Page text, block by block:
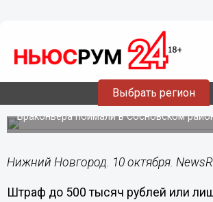
Выбрать регион
10.10.202215:47
Нижегородцу грозит до 2
за отстрел молодого лося
Браконьера поймали в Сосновском
Нижний Новгород. 10 октября.
Штраф до 500 тысяч рублей или